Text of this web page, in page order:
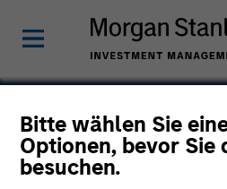
Bitte wählen Sie
Optionen, bevor Sie
besuchen.
HealthMap